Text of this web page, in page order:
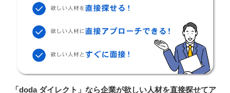
「doda ダイレクト」なら企業が欲しい人材を直接探せてア